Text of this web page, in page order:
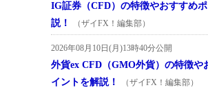
IG証券（CFD）の特徴やおすすめ
説！
（ザイFX！編集部）
2026年08月10日(月)13時40分公開
外貨ex CFD（GMO外貨）の特徴や
イントを解説！
（ザイFX！編集部）